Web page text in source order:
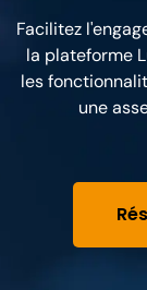
Facilitez
la plateforme
les
une